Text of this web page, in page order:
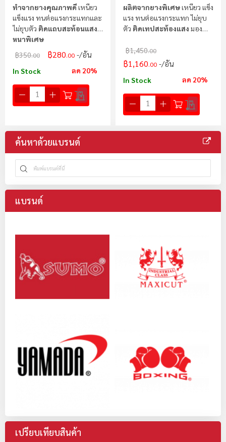
ทำจากยางคุณภาพดีเหนียว
แข็งแรง ทนต่อแรงกระแทกและ
ไม่ยุบตัว ติดแถบสะท้อนแสง
หนาพิเศษ
฿350.00 ฿280.00 /อัน
In Stock ลด 20%
ผลิตจากยางพิเศษเหนียว แข็ง
แรง ทนต่อแรงกระแทก ไม่ยุบ
ตัว ติดเทปสะท้องแสง มอง
฿1,450.00
฿1,160.00 /อัน
In Stock ลด 20%
ค้นหาด้วยแบรนด์
แบรนด์
เปรียบเทียบสินค้า